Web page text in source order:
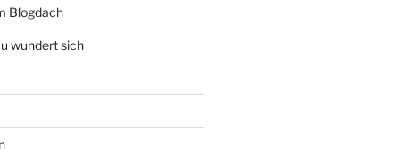
Blogdach
wundert sich